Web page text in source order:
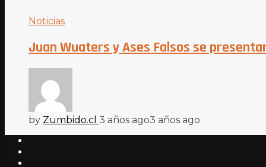
Noticias
Juan Wuaters y Ases Falsos se
by Zumbido.cl 3 años ago3 años ago